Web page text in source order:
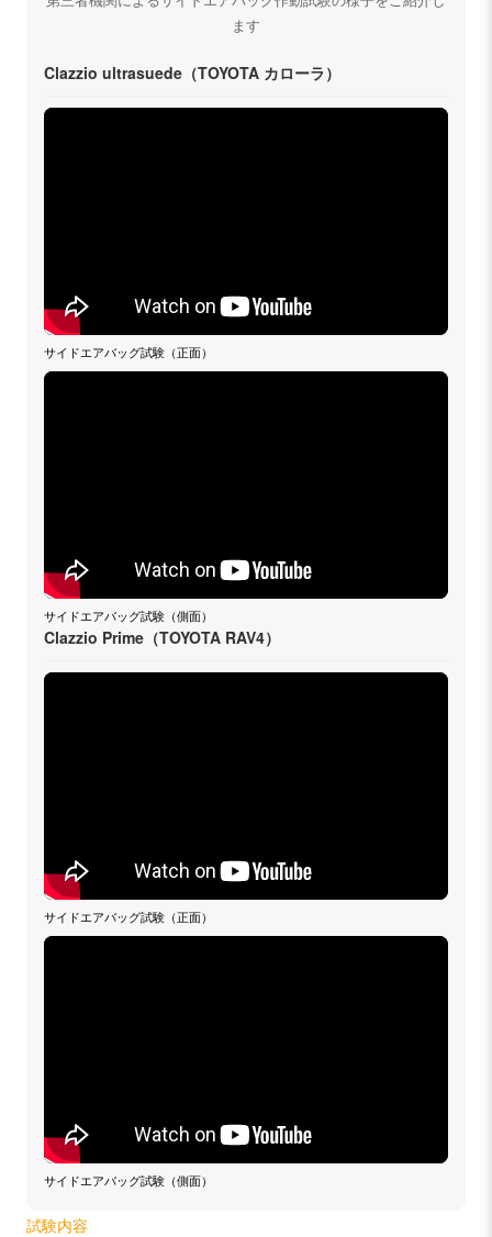
ます
Clazzio ultrasuede（TOYOTA カローラ）
サイドエアバッグ試験（正面）
サイドエアバッグ試験（側面）
Clazzio Prime（TOYOTA RAV4）
サイドエアバッグ試験（正面）
サイドエアバッグ試験（側面）
試験内容